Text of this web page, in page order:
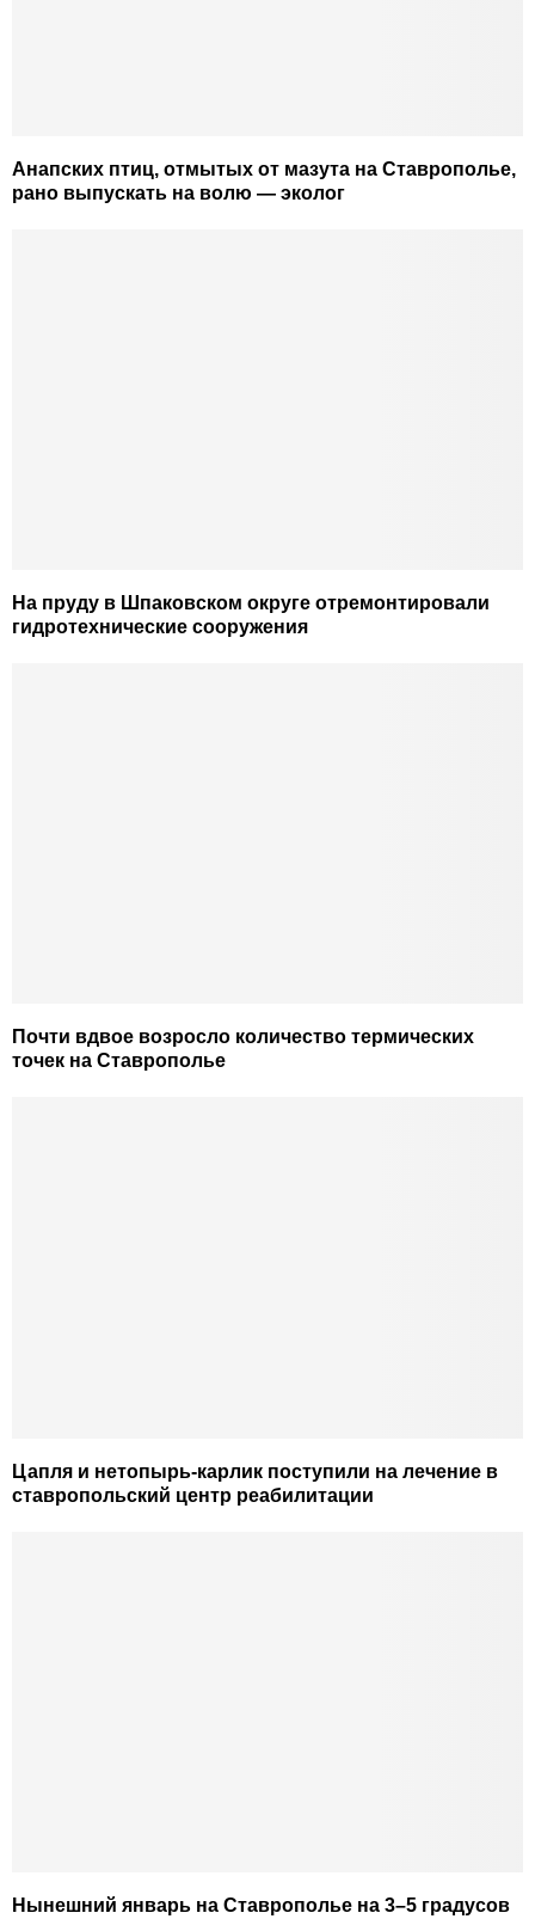
Анапских птиц, отмытых от мазута на Ставрополье,
рано выпускать на волю — эколог
На пруду в Шпаковском округе отремонтировали
гидротехнические сооружения
Почти вдвое возросло количество термических
точек на Ставрополье
Цапля и нетопырь-карлик поступили на лечение в
ставропольский центр реабилитации
Нынешний январь на Ставрополье на 3–5 градусов